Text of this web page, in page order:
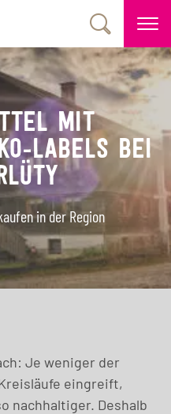
MIT
LABELS BEI
in der Region
Je weniger der
eingreift,
nachhaltiger. Deshalb